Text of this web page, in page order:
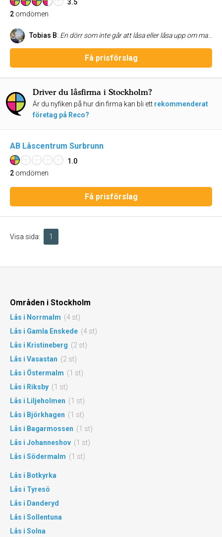
3.5
2 omdömen
Tobias B: En dörr som inte går att låsa eller låsa upp om man inte gör alla möjliga knep för stunden är frusterande. En dörr som har samma problem i månader är kort sagt en källa till mental härdsmälta. Så för en vecka sedan monterade jag ned låset och åkte till Bauhaus. De kunde inte hjälpa mig men rekommenderade Bromma Lås. Övertygad om att jag skulle få köpa ett nytt lås för ett par tusen stapplade jag uppgivet in på Bromma Lås och beskrev mitt problem. Den tatuerade snubben i kassan var kompetent som få och tyckte att han skulle försöka laga låset. Efter fem minuter konstaterade han att låset var numera ok och att han skulle skapa en ny nyckel så skulle det funka hur bra som helst. För bra för att vara sant? Nope. Han fixade en ny nyckel, skruvade ihop mitt lås och tog betalt, ca 150 kr. Dessutom bjöd han min dotter på en nyckelring. Men lägg av! EXCEPTIONELLT är en underdrift. Tack till den trevliga, tatuerade snubben på Bromma Lås. Nu vet jag verkligen vad jag ska rekommendera till mina vänner.
Få prisförslag
Driver du låsfirma i Stockholm?
Är du nyfiken på hur din firma kan bli ett rekommenderat
företag på Reco?
AB Låscentrum Surbrunn
1.0
2 omdömen
Få prisförslag
Visa sida: 1
Områden i Stockholm
Lås i Norrmalm (4 st)
Lås i Gamla Enskede (4 st)
Lås i Kristineberg (2 st)
Lås i Vasastan (2 st)
Lås i Östermalm (1 st)
Lås i Riksby (1 st)
Lås i Liljeholmen (1 st)
Lås i Björkhagen (1 st)
Lås i Bagarmossen (1 st)
Lås i Johanneshov (1 st)
Lås i Södermalm (1 st)
Lås i Botkyrka
Lås i Tyresö
Lås i Danderyd
Lås i Sollentuna
Lås i Solna